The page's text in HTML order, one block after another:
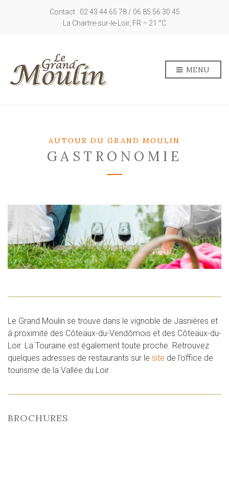
Contact : 02 43 44 65 78 / 06 85 56 30 45
La Chartre-sur-le-Loir, FR – 21 C
MENU
AUTOUR DU GRAND MOULIN
GASTRONOMIE
Le Grand Moulin se trouve dans le vignoble de Jasnières et
à proximité des Côteaux-du-Vendômois et des Côteaux-du-
Loir. La Touraine est également toute proche. Retrouvez
quelques adresses de restaurants sur le site de l’office de
tourisme de la Vallée du Loir.
BROCHURES